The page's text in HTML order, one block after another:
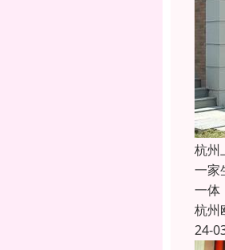
杭州
一家
一体
杭州
24-